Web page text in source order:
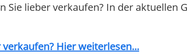
Sie lieber verkaufen? In der aktuellen
Hier weiterlesen...